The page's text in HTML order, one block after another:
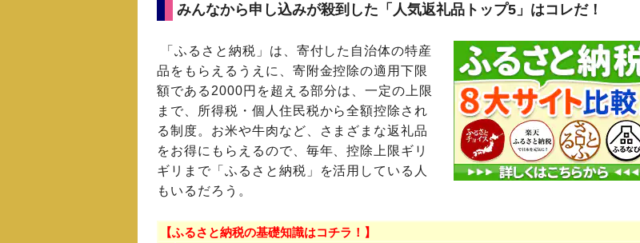
みんなから申し込みが殺到した「人気返礼品トップ5」はコレだ！
「ふるさと納税」は、寄付した自治体の特産
品をもらえるうえに、寄附金控除の適用下限
額である2000円を超える部分は、一定の上限
まで、所得税・個人住民税から全額控除され
る制度。お米や牛肉など、さまざまな返礼品
をお得にもらえるので、毎年、控除上限ギリ
ギリまで「ふるさと納税」を活用している人
もいるだろう。
【ふるさと納税の基礎知識はコチラ！】